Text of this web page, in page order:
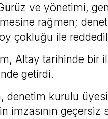
ve yönetimi,
rağmen;
çokluğu ile
Altay tarihinde bir
getirdi.
denetim kurulu
imzasının geçersiz